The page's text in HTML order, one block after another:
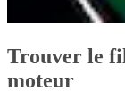
Trouver le
moteur